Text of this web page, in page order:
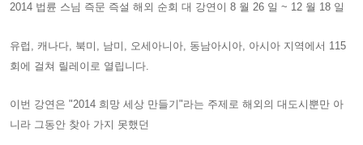
2014 법륜 스님 즉문 즉설 해외 순회 대 강연이 8 월 26 일 ~ 12 월 18 일
유럽, 캐나다, 북미, 남미, 오세아니아, 동남아시아, 아시아 지역에서 115
회에 걸쳐 릴레이로 열립니다.
이번 강연은 "2014 희망 세상 만들기"라는 주제로 해외의 대도시뿐만 아
니라 그동안 찾아 가지 못했던